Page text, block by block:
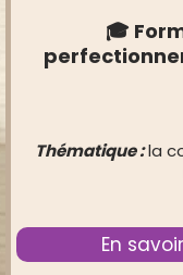
🎓
Thématique :la
En